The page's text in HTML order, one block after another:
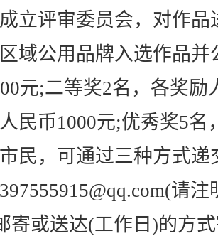
立评审委员会，对作
域公用品牌入选作品
元;二等奖2名，各奖励
民币1000元;优秀奖5名
民，可通过三种方式
请
寄或送达(工作日)的方